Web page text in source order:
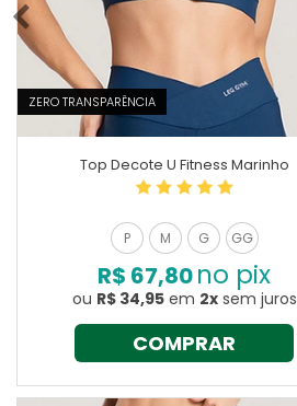
ZERO TRANSPARÊNCIA
Top Decote U Fitness Marinho
P M G GG
R$ 67,80no pix
ou R$ 34,95em 2xsem juros
COMPRAR